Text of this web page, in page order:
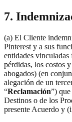
7.
(a) El Cliente
Pinterest y a sus
entidades vinculadas
pérdidas, los costos
abogados) (en
alegación de un
“Reclamación”)
Destinos o de los
presente Acuerdo y